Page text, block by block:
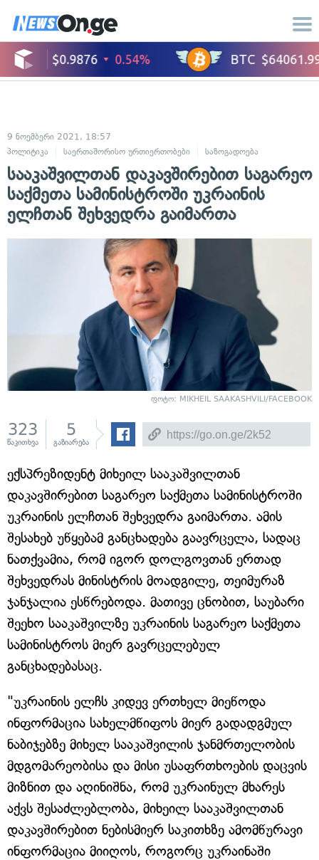
9 ნოემბერი 2021, 18:57
პოლიტიკა
საერთაშორისო ურთიერთობები საზოგადოება
სააკაშვილთან დაკავშირებით საგარეო
საქმეთა სამინისტროში უკრაინის
ელჩთან შეხვედრა გაიმართა
ფოტო: MIKHEIL SAAKASHVILI/FACEBOOK
323
წაკითხვა
5
გაზიარება
ექსპრეზიდენტ მიხეილ სააკაშვილთან
დაკავშირებით საგარეო საქმეთა სამინისტროში
უკრაინის ელჩთან შეხვედრა გაიმართა. ამის
შესახებ უწყებამ განცხადება გაავრცელა, სადაც
ნათქვამია, რომ იგორ დოლგოვთან ერთად
შეხვედრას მინისტრის მოადგილე, თეიმურაზ
ჯანჯალია ესწრებოდა. მათივე ცნობით, საუბარი
შეეხო სააკაშვილზე უკრაინის საგარეო საქმეთა
სამინისტროს მიერ გავრცელებულ
განცხადებასაც.
"უკრაინის ელჩს კიდევ ერთხელ მიეწოდა
ინფორმაცია სახელმწიფოს მიერ გადადგმულ
ნაბიჯებზე მიხელ სააკაშვილის ჯანმრთელობის
მდგომარეობისა და მისი უსაფრთხოების დაცვის
მიზნით და აღინიშნა, რომ უკრაინულ მხარეს
აქვს შესაძლებლობა, მიხეილ სააკაშვილთან
დაკავშირებით ნებისმიერ საკითხზე ამომწურავი
ინფორმაცია მიიღოს, როგორც უკრაინაში